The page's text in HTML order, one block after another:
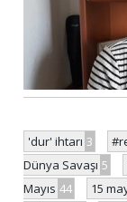
'dur' ihtarı 3
Dünya Savaşı 5
Mayıs 44 15